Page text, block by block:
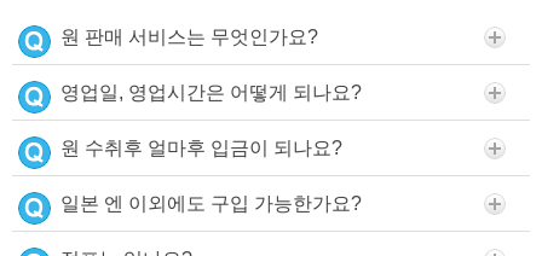
원 판매 서비스는 무엇인가요?
영업일, 영업시간은 어떻게 되나요?
원 수취후 얼마후 입금이 되나요?
일본 엔 이외에도 구입 가능한가요?